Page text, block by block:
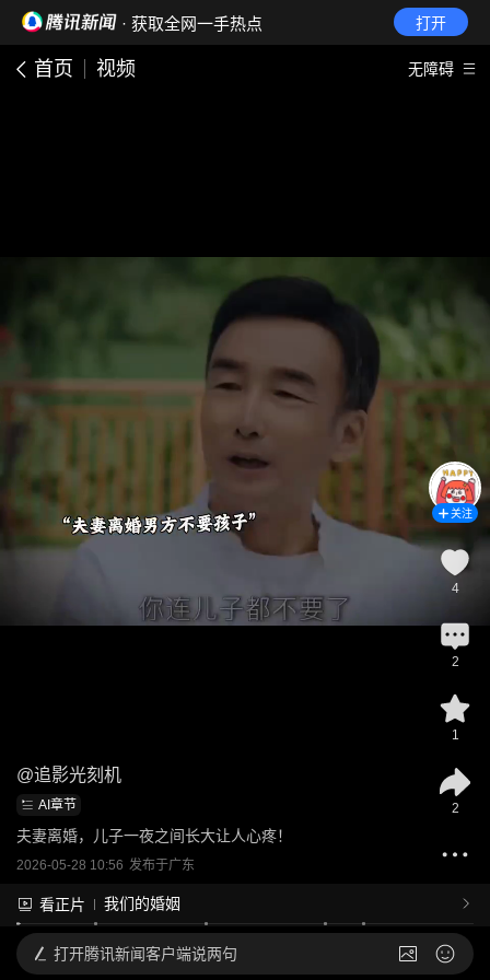
· 获取全网一手热点 打开
首页 视频 无障碍
@追影光刻机
AI章节
夫妻离婚，儿子一夜之间长大让人心疼！
2026-05-28 10:56 发布于广东
看正片 我们的婚姻
关注
4
2
1
2
打开腾讯新闻客户端说两句